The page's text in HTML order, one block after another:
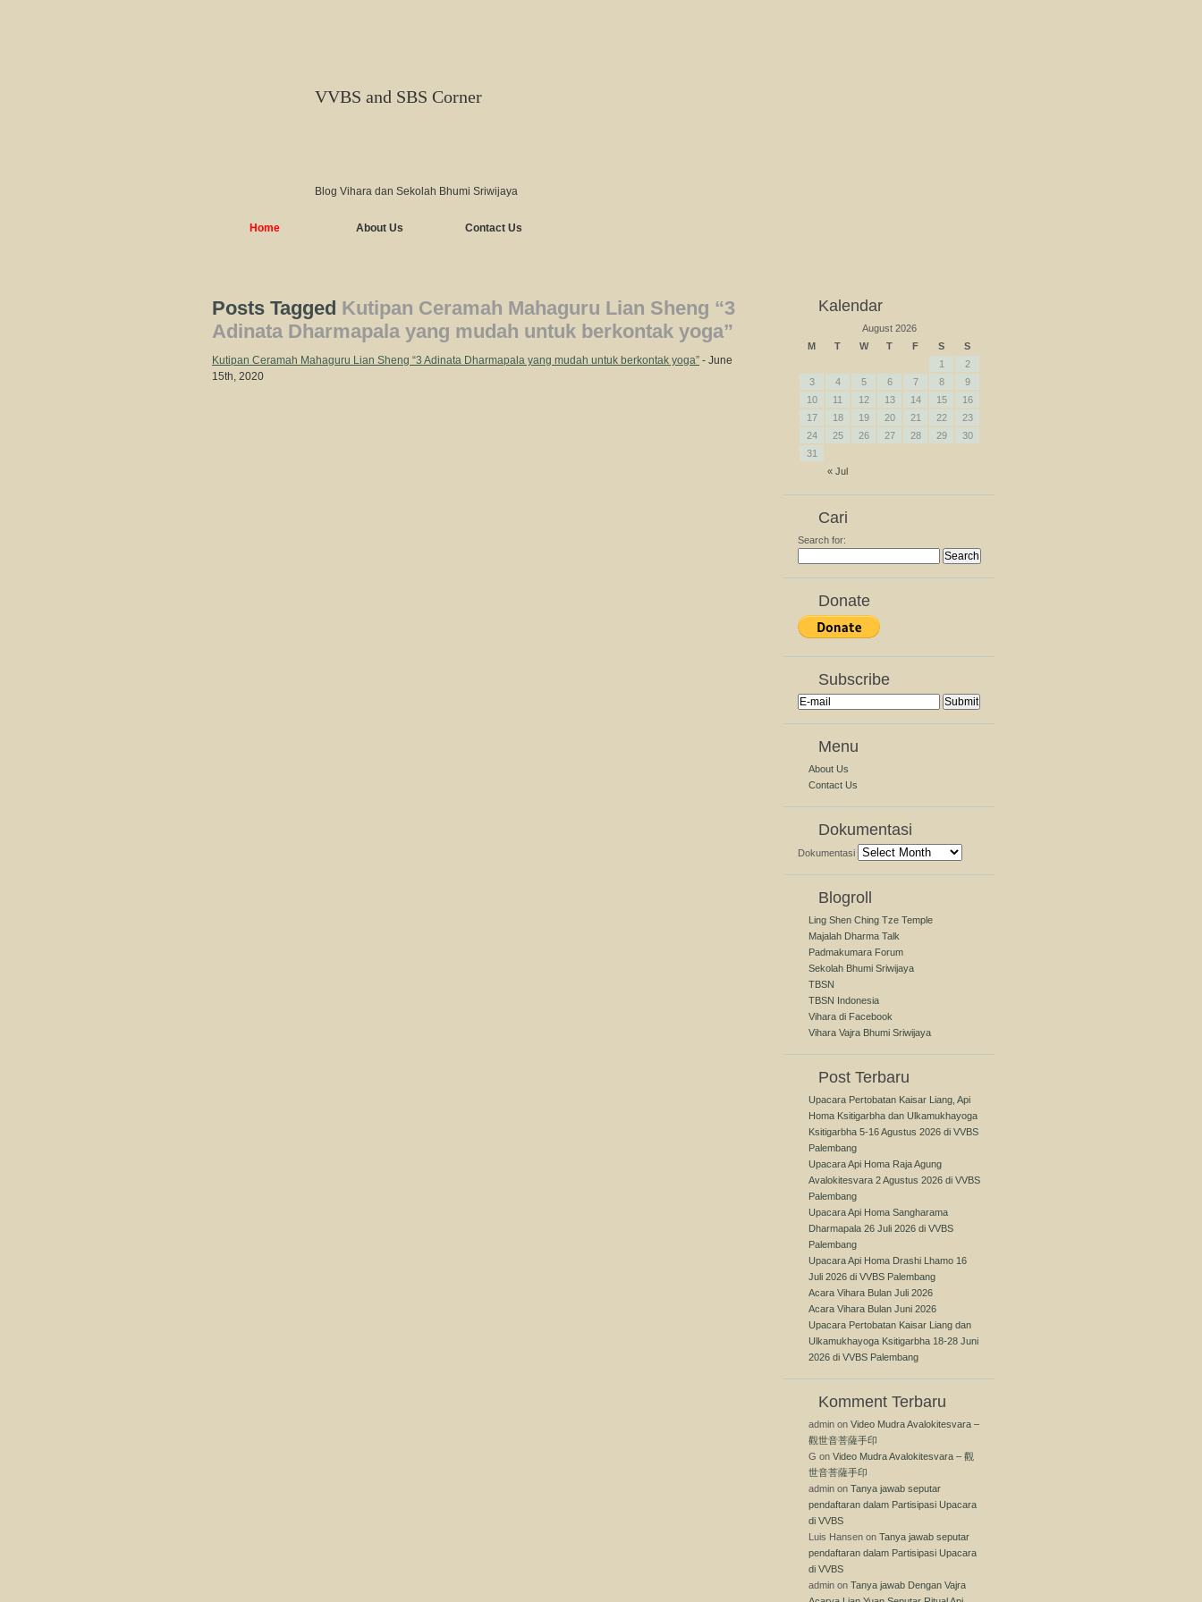
VVBS and SBS Corner
Blog Vihara dan Sekolah Bhumi Sriwijaya
Home About Us Contact Us
Posts Tagged Kutipan Ceramah Mahaguru Lian Sheng “3
Adinata Dharmapala yang mudah untuk berkontak yoga”
Kutipan Ceramah Mahaguru Lian Sheng “3 Adinata Dharmapala yang mudah untuk berkontak yoga” - June
15th, 2020
Kalendar
August 2026
M
T W T F S S
« Jul
1
2
3
4 5 6 7 8
9
10
11 12 13 14 15
16
17
18 19 20 21 22
23
24
25 26 27 28 29
30
31
Cari
Search for:
Donate
Subscribe
Menu
About Us
Contact Us
Dokumentasi
Dokumentasi
Blogroll
Ling Shen Ching Tze Temple
Majalah Dharma Talk
Padmakumara Forum
Sekolah Bhumi Sriwijaya
TBSN
TBSN Indonesia
Vihara di Facebook
Vihara Vajra Bhumi Sriwijaya
Post Terbaru
Upacara Pertobatan Kaisar Liang, Api
Homa Ksitigarbha dan Ulkamukhayoga
Ksitigarbha 5-16 Agustus 2026 di VVBS
Palembang
Upacara Api Homa Raja Agung
Avalokitesvara 2 Agustus 2026 di VVBS
Palembang
Upacara Api Homa Sangharama
Dharmapala 26 Juli 2026 di VVBS
Palembang
Upacara Api Homa Drashi Lhamo 16
Juli 2026 di VVBS Palembang
Acara Vihara Bulan Juli 2026
Acara Vihara Bulan Juni 2026
Upacara Pertobatan Kaisar Liang dan
Ulkamukhayoga Ksitigarbha 18-28 Juni
2026 di VVBS Palembang
Komment Terbaru
admin on Video Mudra Avalokitesvara –
觀世音菩薩手印
G on Video Mudra Avalokitesvara – 觀
世音菩薩手印
admin on Tanya jawab seputar
pendaftaran dalam Partisipasi Upacara
di VVBS
Luis Hansen on Tanya jawab seputar
pendaftaran dalam Partisipasi Upacara
di VVBS
admin on Tanya jawab Dengan Vajra